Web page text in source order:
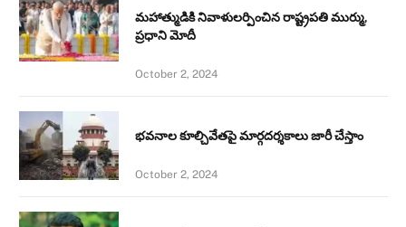
మహాత్ముడికి నివాళులర్పించిన రాష్ట్రపతి ముర్ము,
ప్రధాని మోదీ
October 2, 2024
భవనాల కూల్చివేతపై మార్గదర్శకాలు జారీ చేస్తాం
October 2, 2024